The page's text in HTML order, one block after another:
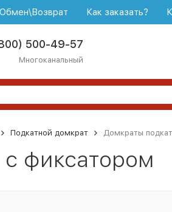
Обмен\Возврат Как заказать?
500-49-57
Многоканальный
Подкатной домкрат Домкраты
фиксатором